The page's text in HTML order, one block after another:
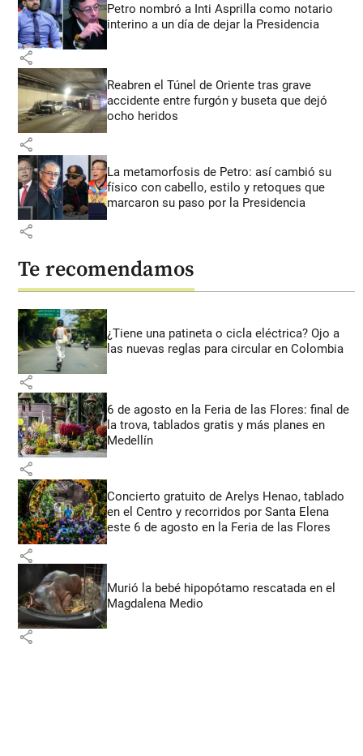
Petro nombró a Inti Asprilla como notario
interino a un día de dejar la Presidencia
share
Reabren el Túnel de Oriente tras grave
accidente entre furgón y buseta que dejó
ocho heridos
share
La metamorfosis de Petro: así cambió su
físico con cabello, estilo y retoques que
marcaron su paso por la Presidencia
share
Te recomendamos
¿Tiene una patineta o cicla eléctrica? Ojo a
las nuevas reglas para circular en Colombia
share
6 de agosto en la Feria de las Flores: final de
la trova, tablados gratis y más planes en
Medellín
share
Concierto gratuito de Arelys Henao, tablado
en el Centro y recorridos por Santa Elena
este 6 de agosto en la Feria de las Flores
share
Murió la bebé hipopótamo rescatada en el
Magdalena Medio
share